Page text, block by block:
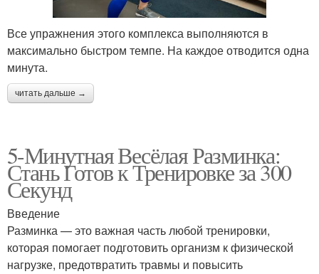
Все упражнения этого комплекса выполняются в
максимально быстром темпе. На каждое отводится одна
минута.
читать дальше →
5-Минутная Весёлая Разминка:
Стань Готов к Тренировке за 300
Секунд
Введение
Разминка — это важная часть любой тренировки,
которая помогает подготовить организм к физической
нагрузке, предотвратить травмы и повысить